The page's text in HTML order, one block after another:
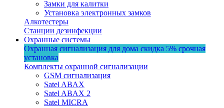
Замки для калитки
Установка электронных замков
Алкотестеры
Станции дезинфекции
Охранные системы
Охранная сигнализация для дома скидка 5% срочная
установка
Комплекты охранной сигнализации
GSM сигнализация
Satel ABAX
Satel ABAX 2
Satel MICRA